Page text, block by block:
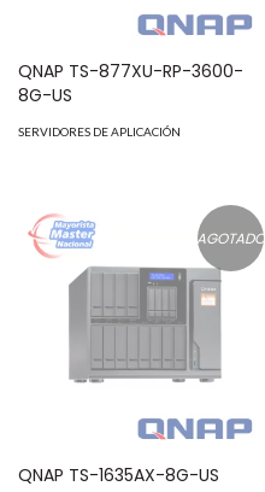
QNAP TS-877XU-RP-3600-
8G-US
SERVIDORES DE APLICACIÓN
AGOTADO
QNAP TS-1635AX-8G-US